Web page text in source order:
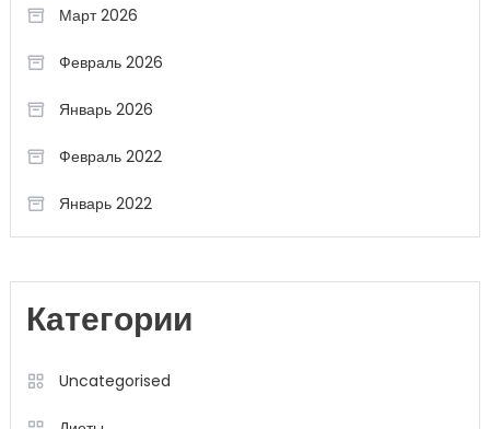
Март 2026
Февраль 2026
Январь 2026
Февраль 2022
Январь 2022
Категории
Uncategorised